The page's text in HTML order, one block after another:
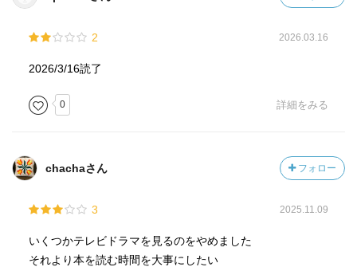
2 2026.03.16
2026/3/16読了
0 詳細をみる
chachaさん フォロー
3 2025.11.09
いくつかテレビドラマを見るのをやめました
それより本を読む時間を大事にしたい